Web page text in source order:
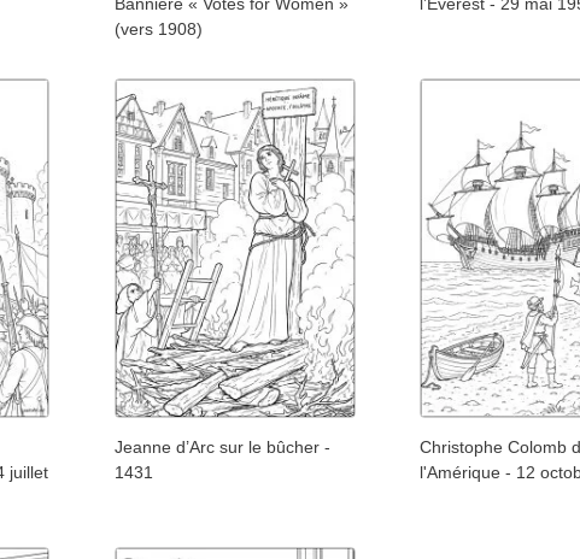
(vers 1908)
juillet
Jeanne d’Arc sur le bûcher -
1431
Christophe Colomb
l'Amérique - 12